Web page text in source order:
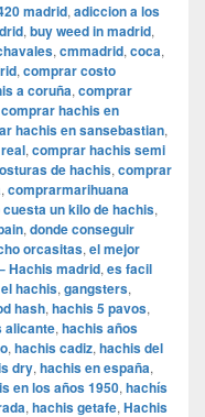
madrid, adiccion a los
, buy weed in madrid,
, cmmadrid, coca,
, comprar costo
a coruña, comprar
comprar hachis en
hachis en sansebastian,
, comprar hachis semi
de hachis, comprar
, comprarmarihuana
un kilo de hachis,
, donde conseguir
orcasitas, el mejor
Hachis madrid, es facil
hachis, gangsters,
hash, hachis 5 pavos,
alicante, hachis años
, hachis cadiz, hachis del
dry, hachis en españa,
en los años 1950, hachís
, hachis getafe, Hachis